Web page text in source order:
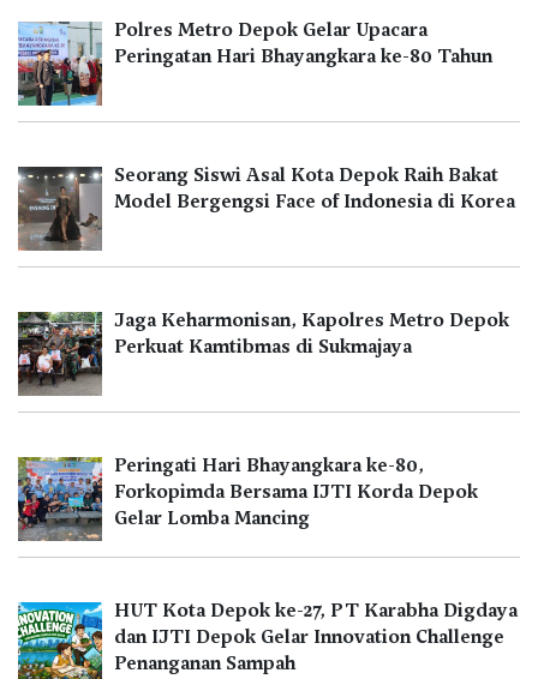
Polres Metro Depok Gelar Upacara
Peringatan Hari Bhayangkara ke-80 Tahun
Seorang Siswi Asal Kota Depok Raih Bakat
Model Bergengsi Face of Indonesia di Korea
Jaga Keharmonisan, Kapolres Metro Depok
Perkuat Kamtibmas di Sukmajaya
Peringati Hari Bhayangkara ke-80,
Forkopimda Bersama IJTI Korda Depok
Gelar Lomba Mancing
HUT Kota Depok ke-27, PT Karabha Digdaya
dan IJTI Depok Gelar Innovation Challenge
Penanganan Sampah